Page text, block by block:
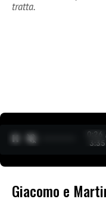
tratta.
0:27
3:35
Giacomo e